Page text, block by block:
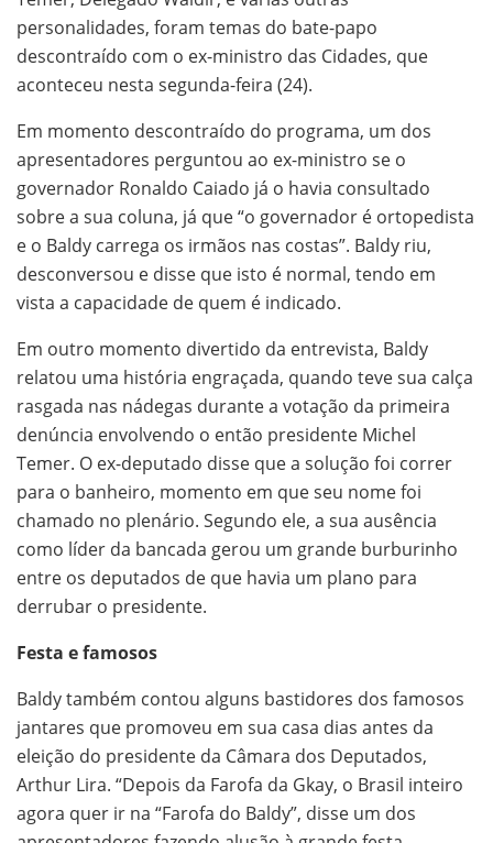
personalidades, foram temas do bate-papo
descontraído com o ex-ministro das Cidades, que
aconteceu nesta segunda-feira (24).
Em momento descontraído do programa, um dos
apresentadores perguntou ao ex-ministro se o
governador Ronaldo Caiado já o havia consultado
sobre a sua coluna, já que “o governador é ortopedista
e o Baldy carrega os irmãos nas costas”. Baldy riu,
desconversou e disse que isto é normal, tendo em
vista a capacidade de quem é indicado.
Em outro momento divertido da entrevista, Baldy
relatou uma história engraçada, quando teve sua calça
rasgada nas nádegas durante a votação da primeira
denúncia envolvendo o então presidente Michel
Temer. O ex-deputado disse que a solução foi correr
para o banheiro, momento em que seu nome foi
chamado no plenário. Segundo ele, a sua ausência
como líder da bancada gerou um grande burburinho
entre os deputados de que havia um plano para
derrubar o presidente.
Festa e famosos
Baldy também contou alguns bastidores dos famosos
jantares que promoveu em sua casa dias antes da
eleição do presidente da Câmara dos Deputados,
Arthur Lira. “Depois da Farofa da Gkay, o Brasil inteiro
agora quer ir na “Farofa do Baldy”, disse um dos